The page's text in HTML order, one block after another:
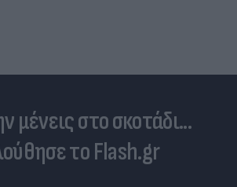
μένεις στο σκοτάδι...
το Flash.gr